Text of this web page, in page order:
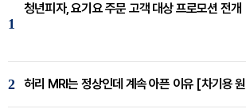
1
청년피자, 요기요 주문 고객 대상 프로모션 전개
2 허리 MRI는 정상인데 계속 아픈 이유 [차기용